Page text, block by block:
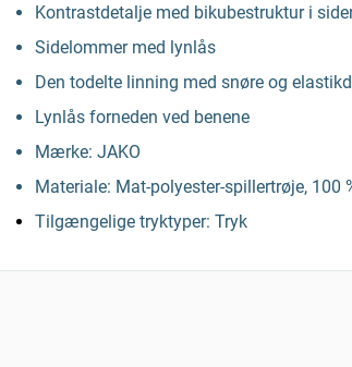
Kontrastdetalje med bikubestruktur i
Sidelommer med lynlås
Den todelte linning med snøre og
Lynlås forneden ved benene
Mærke: JAKO
Materiale: Mat-polyester-spillertrøje, 100
Tilgængelige tryktyper: Tryk